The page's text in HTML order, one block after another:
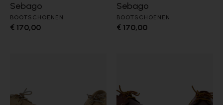
Sebago
BOOTSCHOENEN
€ 170,00
Sebago
BOOTSCHOENEN
€ 170,00